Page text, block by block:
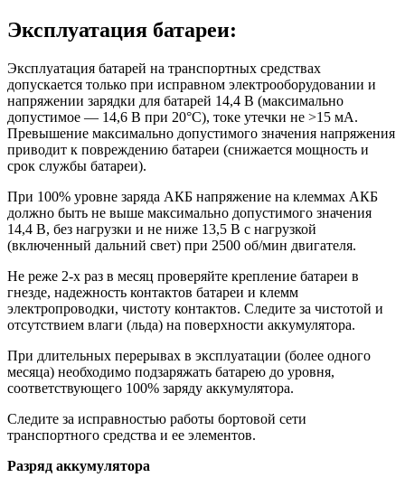
Эксплуатация батареи:
Эксплуатация батарей на транспортных средствах
допускается только при исправном электрооборудовании и
напряжении зарядки для батарей 14,4 В (максимально
допустимое — 14,6 В при 20°С), токе утечки не >15 мА.
Превышение максимально допустимого значения напряжения
приводит к повреждению батареи (снижается мощность и
срок службы батареи).
При 100% уровне заряда АКБ напряжение на клеммах АКБ
должно быть не выше максимально допустимого значения
14,4 В, без нагрузки и не ниже 13,5 В с нагрузкой
(включенный дальний свет) при 2500 об/мин двигателя.
Не реже 2-х раз в месяц проверяйте крепление батареи в
гнезде, надежность контактов батареи и клемм
электропроводки, чистоту контактов. Следите за чистотой и
отсутствием влаги (льда) на поверхности аккумулятора.
При длительных перерывах в эксплуатации (более одного
месяца) необходимо подзаряжать батарею до уровня,
соответствующего 100% заряду аккумулятора.
Следите за исправностью работы бортовой сети
транспортного средства и ее элементов.
Разряд аккумулятора